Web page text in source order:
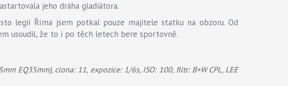
jeho dráha gladiátora.
legií Říma jsem potkal pouze majitele statku na obzoru. Od
usoudil, že to i po těch letech bere sportovně.
EQ35mm), clona: 11, expozice: 1/6s, ISO: 100, filtr: B+W CPL, LEE